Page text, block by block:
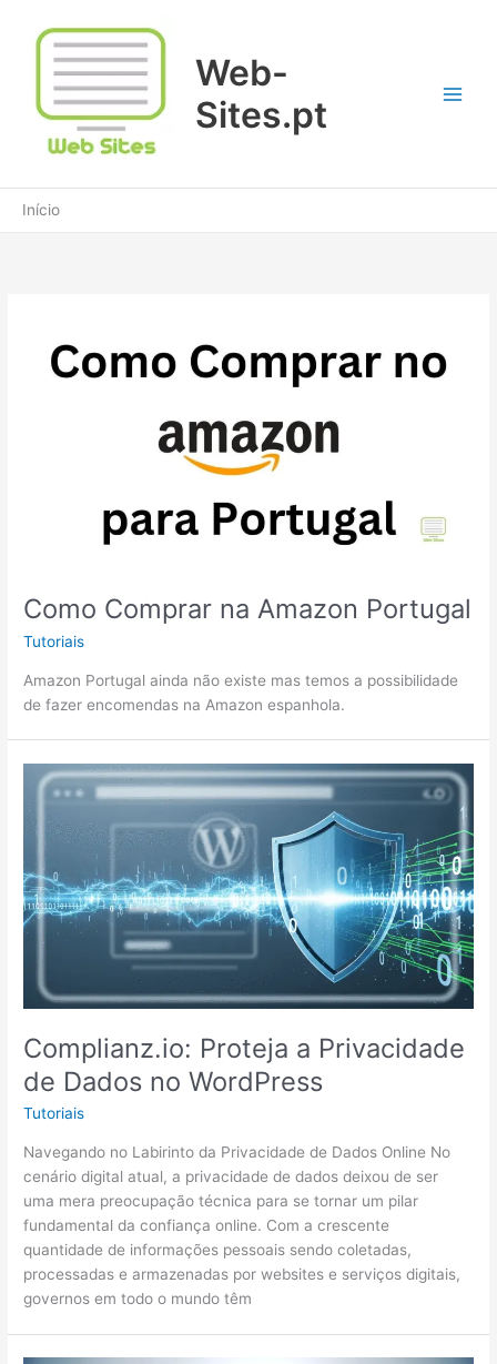
conteúdo
Web-
Sites.pt
Início
Como Comprar na Amazon Portugal
Tutoriais
Amazon Portugal ainda não existe mas temos a possibilidade
de fazer encomendas na Amazon espanhola.
Complianz.io: Proteja a Privacidade
de Dados no WordPress
Tutoriais
Navegando no Labirinto da Privacidade de Dados Online No
cenário digital atual, a privacidade de dados deixou de ser
uma mera preocupação técnica para se tornar um pilar
fundamental da confiança online. Com a crescente
quantidade de informações pessoais sendo coletadas,
processadas e armazenadas por websites e serviços digitais,
governos em todo o mundo têm